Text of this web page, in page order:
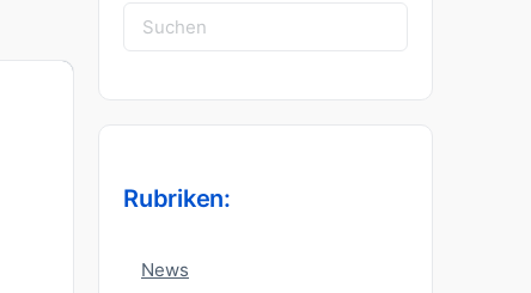
Suchen
nach:
Rubriken:
News